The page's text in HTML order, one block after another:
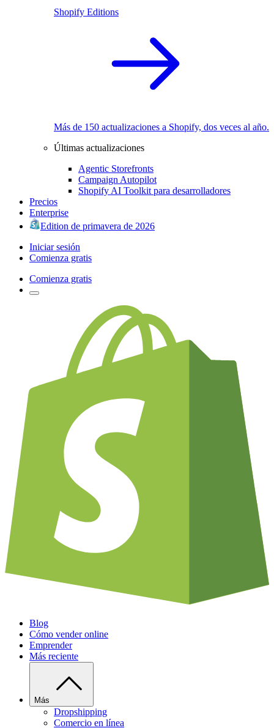
Shopify Editions
Más de 150 actualizaciones a Shopify, dos veces al año.
Últimas actualizaciones
Agentic Storefronts
Campaign Autopilot
Shopify AI Toolkit para desarrolladores
Precios
Enterprise
Edition de primavera de 2026
Iniciar sesión
Comienza gratis
Comienza gratis
Blog
Cómo vender online
Emprender
Más reciente
Más
Dropshipping
Comercio en línea